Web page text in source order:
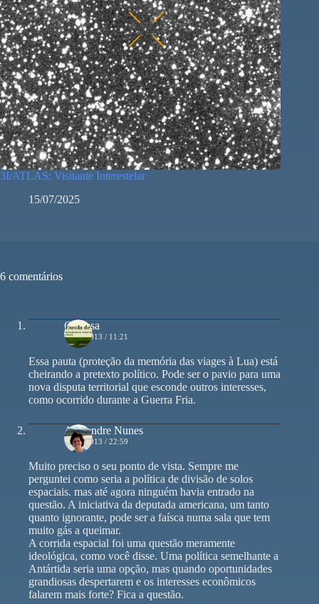
3I/ATLAS: Visitante Interestelar
15/07/2025
6 comentários
Clarissa
15/07/2013 / 11:21
Essa pauta (proteção da memória das viages à Lua) está
cheirando a pretexto político. Pode ser o pavio para uma
nova disputa territorial que esconde outros interesses,
como ocorrido durante a Guerra Fria.
Alexandre Nunes
11/07/2013 / 22:59
Muito preciso o seu ponto de vista. Sempre me
perguntei como seria a política de divisão de solos
espaciais. mas até agora ninguém havia entrado na
questão. A iniciativa da deputada americana, um tanto
quanto ignorante, pode ser a faísca numa sala que tem
muito gás a queimar.
A corrida espacial foi uma questão meramente
ideológica, como você disse. Uma política semelhante a
Antártida seria uma opção, mas quando oportunidades
grandiosas despertarem e os interesses econômicos
falarem mais forte? Fica a questão.